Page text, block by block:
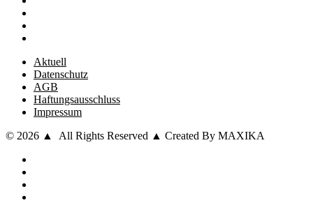
Aktuell
Datenschutz
AGB
Haftungsausschluss
Impressum
© 2026 ▲ All Rights Reserved ▲ Created By MAXIKA